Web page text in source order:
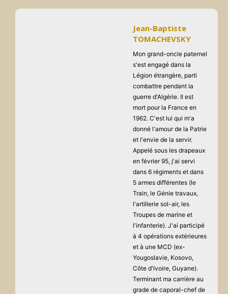
Jean-Baptiste
TOMACHEVSKY
Mon grand-oncle paternel
s'est engagé dans la
Légion étrangère, parti
combattre pendant la
guerre d'Algérie. Il est
mort pour la France en
1962. C'est lui qui m'a
donné l'amour de la Patrie
et l'envie de la servir.
Appelé sous les drapeaux
en février 95, j'ai servi
dans 6 régiments et dans
5 armes différentes (le
Train, le Génie travaux,
l'artillerie sol-air, les
Troupes de marine et
l'infanterie). J'ai participé
à 4 opérations extérieures
et à une MCD (ex-
Yougoslavie, Kosovo,
Côte d'Ivoire, Guyane).
Terminant ma carrière au
grade de caporal-chef de